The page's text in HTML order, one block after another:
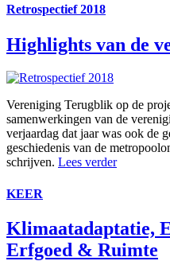
Retrospectief 2018
Highlights van de
Vereniging Terugblik op de
samenwerkingen van de
verjaardag dat jaar was ook de
geschiedenis van de
schrijven. Lees verder
KEER
Klimaatadaptatie,
Erfgoed & Ruimte